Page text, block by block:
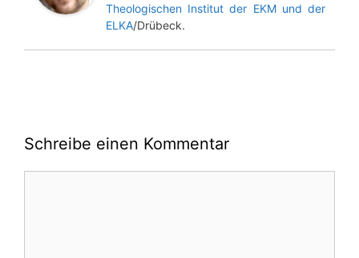
Theologischen Institut der EKM und der
ELKA/Drübeck.
Schreibe einen Kommentar